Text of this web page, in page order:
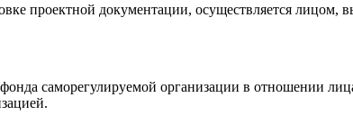
проектной документации, осуществляется
саморегулируемой организации в отношении